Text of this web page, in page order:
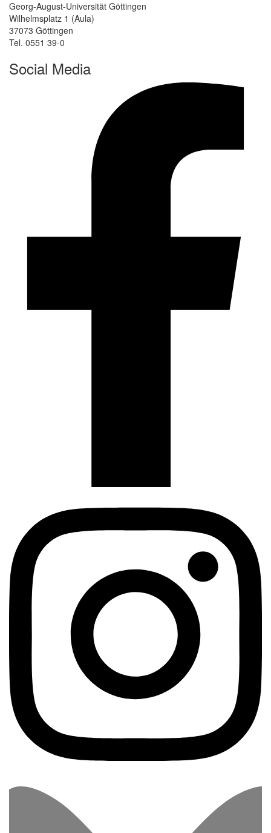
Georg-August-Universität Göttingen
Wilhelmsplatz 1 (Aula)
37073 Göttingen
Tel. 0551 39-0
Social Media